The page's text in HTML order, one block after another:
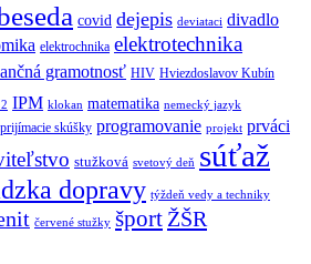
covid dejepis deviataci divadlo
elektrochnika elektrotechnika
gramotnosť HIV Hviezdoslavov Kubín
IPM klokan matematika nemecký jazyk
prijímacie skúšky programovanie projekt prváci
stužková svetový deň súťaž
dopravy týždeň vedy a techniky
červené stužky šport ŽŠR